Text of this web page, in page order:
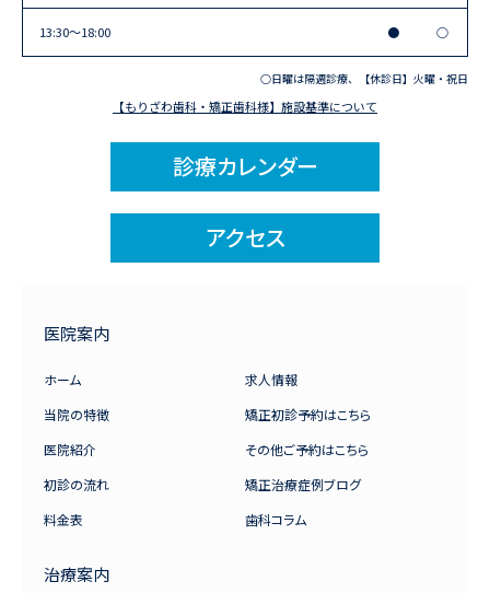
13:30〜18:00 ● ○
○日曜は隔週診療、【休診日】火曜・祝日
【もりざわ歯科・矯正歯科様】施設基準について
診療カレンダー
アクセス
医院案内
ホーム
当院の特徴
医院紹介
初診の流れ
料金表
求人情報
矯正初診予約はこちら
その他ご予約はこちら
矯正治療症例ブログ
歯科コラム
治療案内